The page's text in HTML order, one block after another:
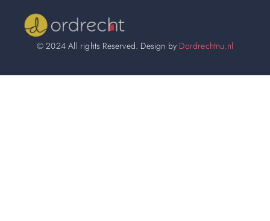
© 2024 All rights Reserved. Design by Dordrechtnu.nl